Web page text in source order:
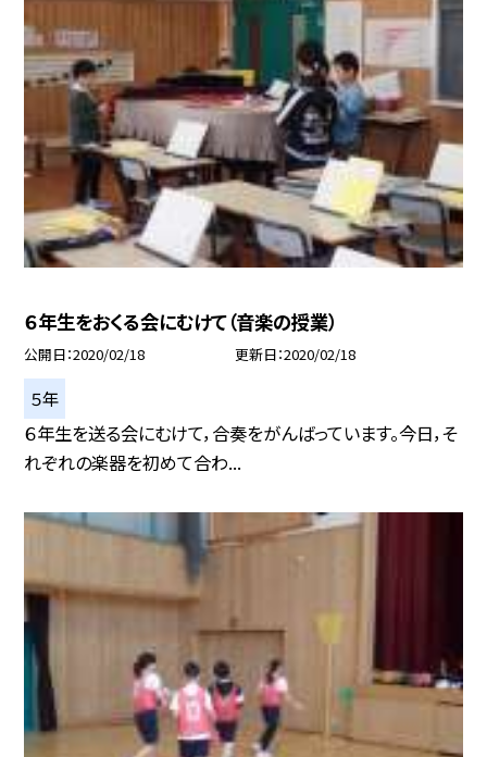
６年生をおくる会にむけて（音楽の授業）
公開日 2020/02/18 更新日 2020/02/18
５年
６年生を送る会にむけて，合奏をがんばっています。今日，そ
れぞれの楽器を初めて合わ...